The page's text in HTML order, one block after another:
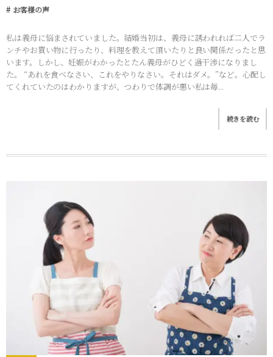
お客様の声
私は義母に悩まされていました。結婚当初は、義母に誘われれば二人でラ
ンチやお買い物に行ったり、料理を教えて頂いたりと良い関係だったと思
います。しかし、妊娠がわかったとたん義母がひどく過干渉になりまし
た。 “あれを食べなさい、これをやりなさい。それはダメ。”など。心配し
てくれていたのはわかりますが、つわりで体調が悪い私は毎...
続きを読む